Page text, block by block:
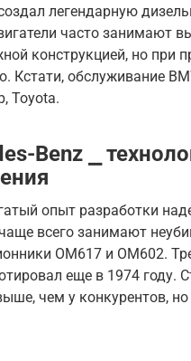
легендарную
часто занимают
конструкцией, но при
Кстати, обслуживание
Toyota.
Benz ⎯
опыт разработки
всего занимают
OM617 и OM602.
еще в 1974 году.
чем у конкурентов,